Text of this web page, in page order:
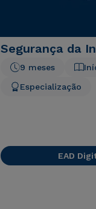
Segurança da
9 meses
Especialização
EAD